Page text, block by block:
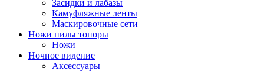
Засидки и лабазы
Камуфляжные ленты
Маскировочные сети
Ножи пилы топоры
Ножи
Ночное видение
Аксессуары